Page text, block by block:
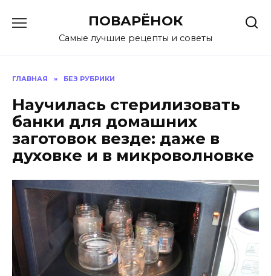
содержанию
ПОВАРЁНОК
Самые лучшие рецепты и советы
ГЛАВНАЯ » БЕЗ РУБРИКИ
Научилась стерилизовать
банки для домашних
заготовок везде: даже в
духовке и в микроволновке